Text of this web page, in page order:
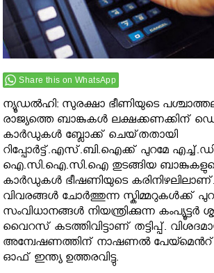
Share this on WhatsApp
ന്യൂഡല്‍ഹി: സുരക്ഷാ ഭീണിയുടെ
രാജ്യത്തെ ബാങ്കുകള്‍ ലക്ഷക്കണക്കിന്
കാര്‍ഡുകള്‍ ബ്ലോക്ക് ചെയ്‌തതായി
റിപ്പോർട്ട്.എസ്.ബി.ഐക്ക് പുറമേ
ഐ.സി.ഐ.സി.ഐ തുടങ്ങിയ
കാര്‍ഡുകള്‍ ഭീഷണിയുടെ
വിവരങ്ങള്‍ ചോര്‍ത്തുന്ന സ്കിമ്മറുകള്‍ക്ക്
സംവിധാനങ്ങള്‍ നിയന്ത്രിക്കുന്ന കംപ്യൂട്ടര്‍
വൈറസ് കടത്തിവിട്ടാണ് തട്ടിപ്പ്.
അന്വേഷണത്തിന് നാഷണല്‍ പേയ്മെന്‍റ്
ഓഫ് ഇന്ത്യ ഉത്തരവിട്ടു.